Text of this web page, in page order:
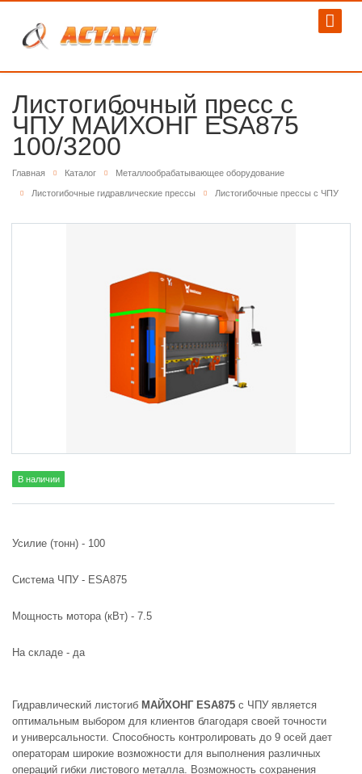
Листогибочный пресс с
ЧПУ МАЙХОНГ ESA875
100/3200
Главная Каталог Металлообрабатывающее оборудование
Листогибочные гидравлические прессы Листогибочные прессы с ЧПУ
В наличии
Усилие (тонн) - 100
Система ЧПУ - ESA875
Мощность мотора (кВт) - 7.5
На складе - да
Гидравлический листогиб МАЙХОНГ ESA875 с ЧПУ является
оптимальным выбором для клиентов благодаря своей точности
и универсальности. Способность контролировать до 9 осей дает
операторам широкие возможности для выполнения различных
операций гибки листового металла. Возможность сохранения